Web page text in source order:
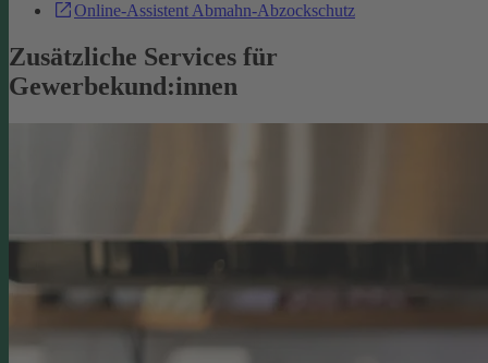
Online-Assistent Abmahn-Abzockschutz
Zusätzliche Services für
Gewerbekund:innen